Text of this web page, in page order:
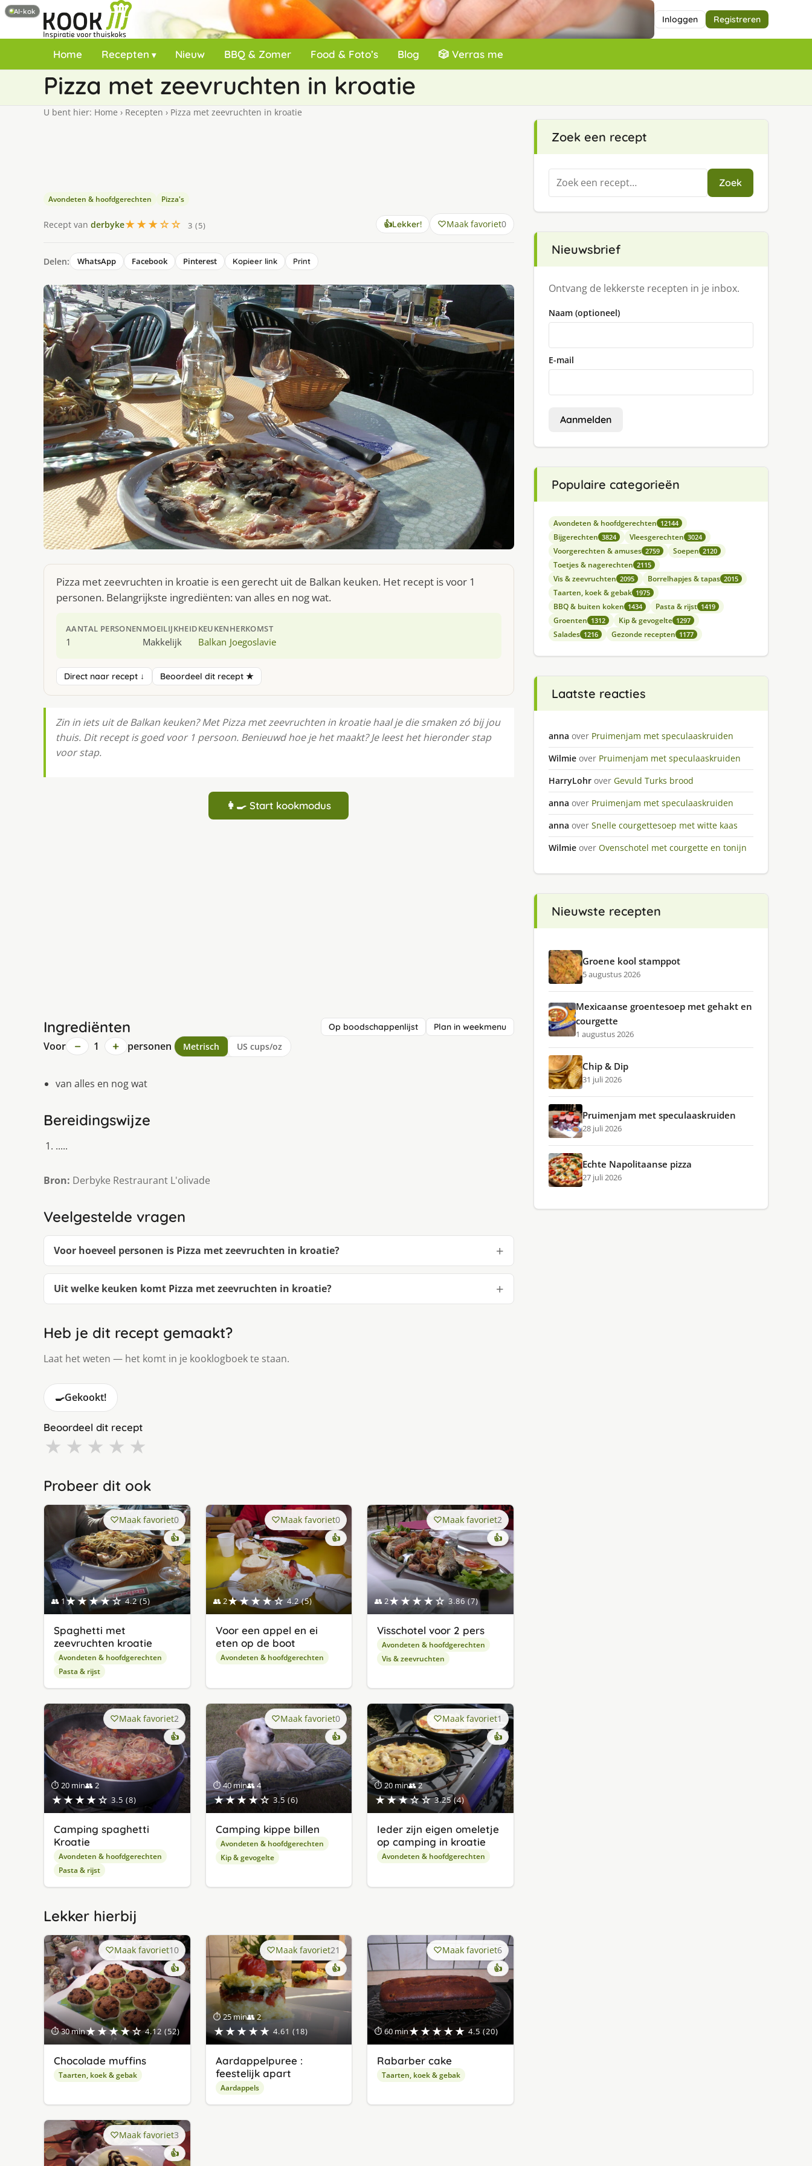
Inloggen Registreren
Home Recepten Nieuw BBQ & Zomer Food & Foto’s Blog 🎲 Verras me
Pizza met zeevruchten in kroatie
U bent hier: Home › Recepten › Pizza met zeevruchten in kroatie
Avondeten & hoofdgerechten Pizza's
Recept van derbyke★★★☆☆ 3 (5) 👍Lekker! Maak favoriet0
Delen: WhatsApp Facebook Pinterest Kopieer link Print
Pizza met zeevruchten in kroatie is een gerecht uit de Balkan keuken. Het recept is voor 1
personen. Belangrijkste ingrediënten: van alles en nog wat.
AANTAL PERSONEN
1
MOEILIJKHEID
Makkelijk
KEUKEN
Balkan
HERKOMST
Joegoslavie
Direct naar recept ↓ Beoordeel dit recept ★
Zin in iets uit de Balkan keuken? Met Pizza met zeevruchten in kroatie haal je die smaken zó bij jou
thuis. Dit recept is goed voor 1 persoon. Benieuwd hoe je het maakt? Je leest het hieronder stap
voor stap.
👩‍🍳 Start kookmodus
Ingrediënten Op boodschappenlijst Plan in weekmenu
Voor − 1 + personen Metrisch US cups/oz
van alles en nog wat
Bereidingswijze
.....
Bron: Derbyke Restraurant L'olivade
Veelgestelde vragen
Voor hoeveel personen is Pizza met zeevruchten in kroatie?
Uit welke keuken komt Pizza met zeevruchten in kroatie?
Heb je dit recept gemaakt?
Laat het weten — het komt in je kooklogboek te staan.
🍳Gekookt!
Beoordeel dit recept
★ ★ ★ ★ ★
Probeer dit ook
👥 1★★★★☆ 4.2 (5)
Maak favoriet0
👍
Spaghetti met
zeevruchten kroatie
Avondeten & hoofdgerechten
Pasta & rijst
👥 2★★★★☆ 4.2 (5)
Maak favoriet0
👍
Voor een appel en ei
eten op de boot
Avondeten & hoofdgerechten
👥 2★★★★☆ 3.86 (7)
Maak favoriet2
👍
Visschotel voor 2 pers
Avondeten & hoofdgerechten
Vis & zeevruchten
⏱ 20 min👥 2
★★★★☆ 3.5 (8)
Maak favoriet2
👍
Camping spaghetti
Kroatie
Avondeten & hoofdgerechten
Pasta & rijst
⏱ 40 min👥 4
★★★★☆ 3.5 (6)
Maak favoriet0
👍
Camping kippe billen
Avondeten & hoofdgerechten
Kip & gevogelte
⏱ 20 min👥 2
★★★☆☆ 3.25 (4)
Maak favoriet1
👍
Ieder zijn eigen omeletje
op camping in kroatie
Avondeten & hoofdgerechten
Lekker hierbij
⏱ 30 min★★★★☆ 4.12 (52)
Maak favoriet10
👍
Chocolade muffins
Taarten, koek & gebak
⏱ 25 min👥 2
★★★★★ 4.61 (18)
Maak favoriet21
👍
Aardappelpuree :
feestelijk apart
Aardappels
⏱ 60 min★★★★★ 4.5 (20)
Maak favoriet6
👍
Rabarber cake
Taarten, koek & gebak
Maak favoriet3
👍
Zoek een recept
Zoeken
naar:
Zoek
Nieuwsbrief
Ontvang de lekkerste recepten in je inbox.
Naam (optioneel)
E-mail
Aanmelden
Populaire categorieën
Avondeten & hoofdgerechten 12144
Bijgerechten 3824 Vleesgerechten 3024
Voorgerechten & amuses 2759 Soepen 2120
Toetjes & nagerechten 2115
Vis & zeevruchten 2095 Borrelhapjes & tapas 2015
Taarten, koek & gebak 1975
BBQ & buiten koken 1434 Pasta & rijst 1419
Groenten 1312 Kip & gevogelte 1297
Salades 1216 Gezonde recepten 1177
Laatste reacties
anna over Pruimenjam met speculaaskruiden
Wilmie over Pruimenjam met speculaaskruiden
HarryLohr over Gevuld Turks brood
anna over Pruimenjam met speculaaskruiden
anna over Snelle courgettesoep met witte kaas
Wilmie over Ovenschotel met courgette en tonijn
Nieuwste recepten
Groene kool stamppot
5 augustus 2026
Mexicaanse groentesoep met gehakt en
courgette
1 augustus 2026
Chip & Dip
31 juli 2026
Pruimenjam met speculaaskruiden
28 juli 2026
AI-kok
Echte Napolitaanse pizza
27 juli 2026